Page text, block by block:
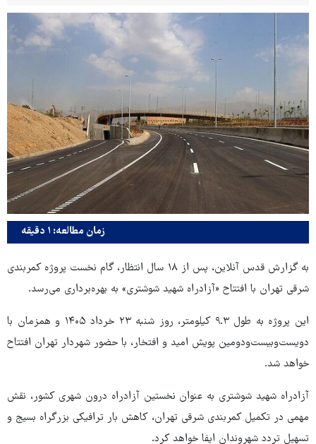
زمان مطالعه: ۱ دقیقه
به گزارش قدس آنلاین، پس از ۱۸ سال انتظار، گام نخست پروژه کمربندی
شرقی تهران با افتتاح «آزادراه شهید شوشتری» به بهره‌برداری می‌رسد.
این پروژه به طول ۹.۳ کیلومتر، روز شنبه ۲۳ خرداد ۱۴۰۵ و همزمان با
دویست‌وبیست‌ودومین پویش امید و افتخار، با حضور شهردار تهران افتتاح
خواهد شد.
آزادراه شهید شوشتری به عنوان نخستین آزادراه درون شهری کشور، نقش
مهمی در تکمیل کمربندی شرقی تهران، کاهش بار ترافیکی بزرگراه بسیج و
تسهیل تردد شهروندان ایفا خواهد کرد.